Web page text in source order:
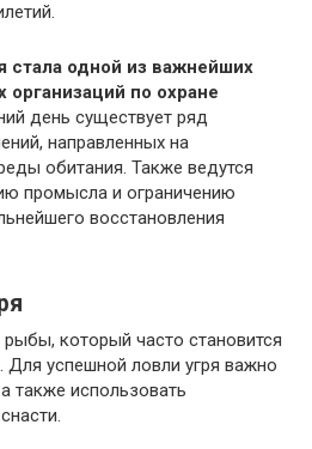
стала одной из важнейших
по охране
день существует ряд
направленных на
обитания. Также ведутся
промысла и ограничению
восстановления
который часто становится
успешной ловли угря важно
также использовать